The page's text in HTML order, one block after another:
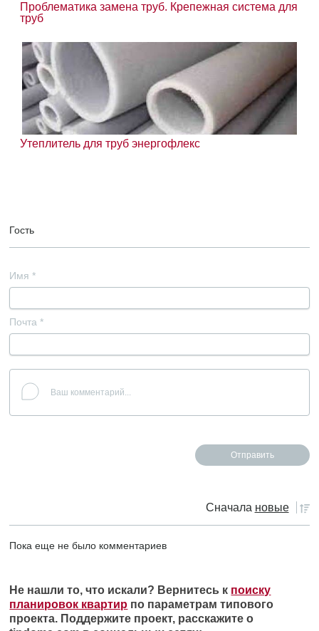
Проблематика замена труб. Крепежная система для
труб
Утеплитель для труб энергофлекс
Гость
Имя *
Почта *
Сначала новые
Пока еще не было комментариев
Не нашли то, что искали? Вернитесь к поиску
планировок квартир по параметрам типового
проекта. Поддержите проект, расскажите о